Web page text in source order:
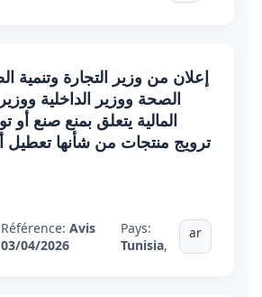
إعلان من وزير التجارة وتنمية
الصحة ووزير الداخلية
المالية يتعلق بمنع صنع أو
ترويج منتجات من شأنها تعطيل
Référence:Avis
03/04/2026
Pays:
Tunisia,
ar